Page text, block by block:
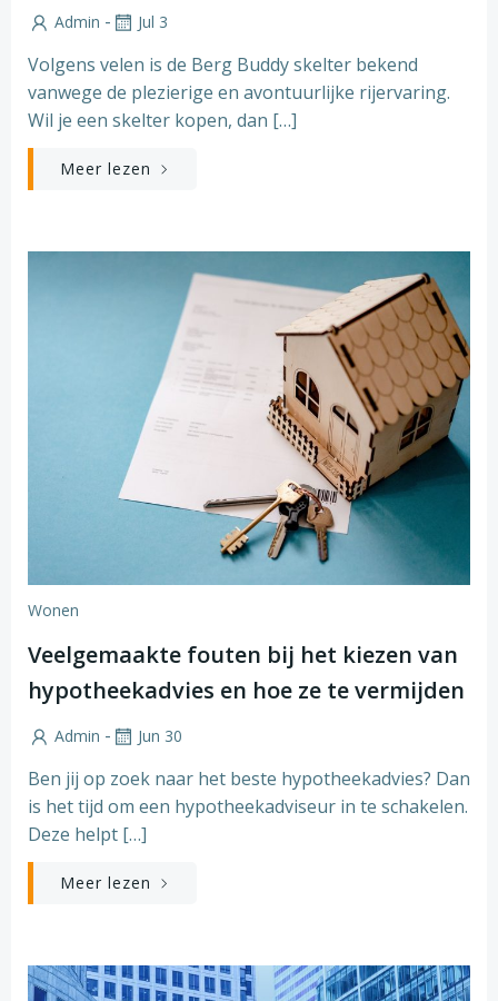
Admin - Jul 3
Volgens velen is de Berg Buddy skelter bekend
vanwege de plezierige en avontuurlijke rijervaring.
Wil je een skelter kopen, dan […]
Meer lezen
Wonen
Veelgemaakte fouten bij het kiezen van
hypotheekadvies en hoe ze te vermijden
Admin - Jun 30
Ben jij op zoek naar het beste hypotheekadvies? Dan
is het tijd om een hypotheekadviseur in te schakelen.
Deze helpt […]
Meer lezen